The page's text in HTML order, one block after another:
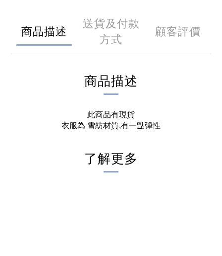
商品描述
送貨及付款
方式
顧客評價
商品描述
此商品有現貨
衣服為 雪紡材質,有一點彈性
了解更多